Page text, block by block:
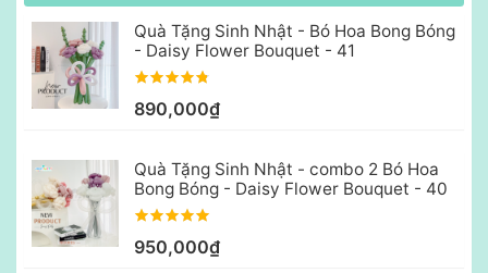
Quà Tặng Sinh Nhật - Bó Hoa Bong Bóng
- Daisy Flower Bouquet - 41
890,000₫
Quà Tặng Sinh Nhật - combo 2 Bó Hoa
Bong Bóng - Daisy Flower Bouquet - 40
950,000₫